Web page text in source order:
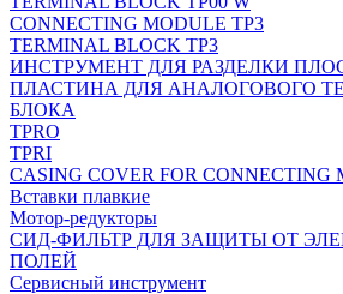
CONNECTING MODULE TP3
TERMINAL BLOCK TP3
ИНСТРУМЕНТ ДЛЯ РАЗДЕЛКИ
ПЛАСТИНА ДЛЯ АНАЛОГОВОГО
БЛОКА
TPRO
TPRI
CASING COVER FOR CONNECTING
Вставки плавкие
Мотор-редукторы
СИД-ФИЛЬТР ДЛЯ ЗАЩИТЫ ОТ
ПОЛЕЙ
Сервисный инструмент